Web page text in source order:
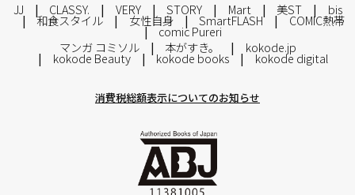
JJ CLASSY. VERY STORY Mart 美ST bis
和食スタイル 女性自身 SmartFLASH COMIC熱帯
comic Pureri
マンガ コミソル
本がすき。 kokode.jp
kokode Beauty kokode books kokode digital
消費税総額表示についてのお知らせ